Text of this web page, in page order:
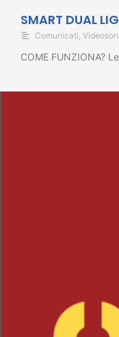
SMART DUAL
Comunicati,
COME FUNZIONA?